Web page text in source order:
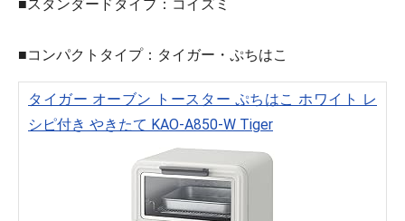
■スタンダードタイプ：コイズミ
■コンパクトタイプ：タイガー・ぷちはこ
タイガー オーブン トースター ぷちはこ ホワイト レ
シピ付き やきたて KAO-A850-W Tiger